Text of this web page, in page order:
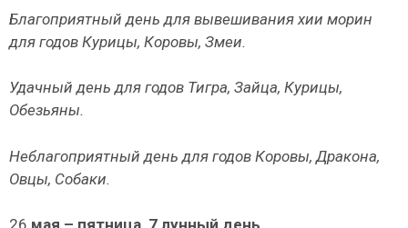
Благоприятный день для вывешивания хии морин
для годов Курицы, Коровы, Змеи.
Удачный день для годов Тигра, Зайца, Курицы,
Обезьяны.
Неблагоприятный день для годов Коровы, Дракона,
Овцы, Собаки.